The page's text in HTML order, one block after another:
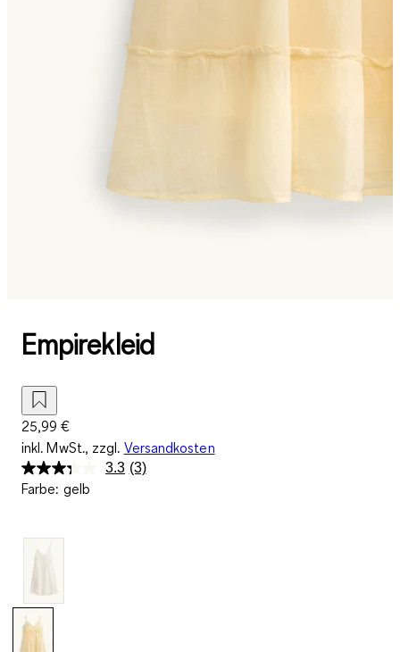
Empirekleid
25,99 €
inkl. MwSt., zzgl. Versandkosten
3.3 3
(3)
Farbe: gelb